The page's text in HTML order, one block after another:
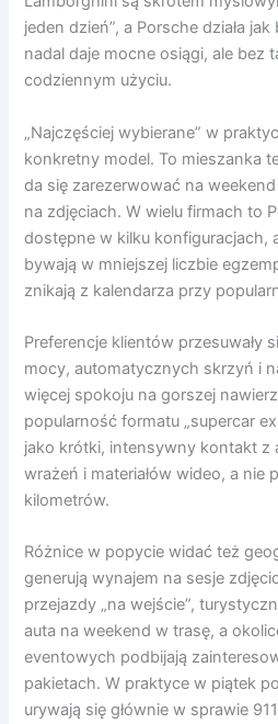
jeden dzień”, a Porsche działa
nadal daje mocne osiągi, ale bez
codziennym użyciu.
„Najczęściej wybierane” w
konkretny model. To mieszanka
da się zarezerwować na
na zdjęciach. W wielu firmach to
dostępne w kilku konfiguracjach,
bywają w mniejszej liczbie
znikają z kalendarza przy
Preferencje klientów przesuwały
mocy, automatycznych skrzyń i
więcej spokoju na gorszej
popularność formatu „supercar
jako krótki, intensywny kontakt z
wrażeń i materiałów wideo, a nie
kilometrów.
Różnice w popycie widać też
generują wynajem na sesje
przejazdy „na wejście”,
auta na weekend w trasę, a
eventowych podbijają
pakietach. W praktyce w piątek
urywają się głównie w sprawie